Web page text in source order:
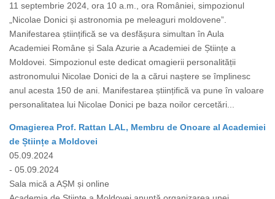
11 septembrie 2024, ora 10 a.m., ora României, simpozionul
„Nicolae Donici și astronomia pe meleaguri moldovene”.
Manifestarea științifică se va desfășura simultan în Aula
Academiei Române și Sala Azurie a Academiei de Științe a
Moldovei. Simpozionul este dedicat omagierii personalității
astronomului Nicolae Donici de la a cărui naștere se împlinesc
anul acesta 150 de ani. Manifestarea științifică va pune în valoare
personalitatea lui Nicolae Donici pe baza noilor cercetări...
Omagierea Prof. Rattan LAL, Membru de Onoare al Academiei
de Științe a Moldovei
05.09.2024
- 05.09.2024
Sala mică a AȘM și online